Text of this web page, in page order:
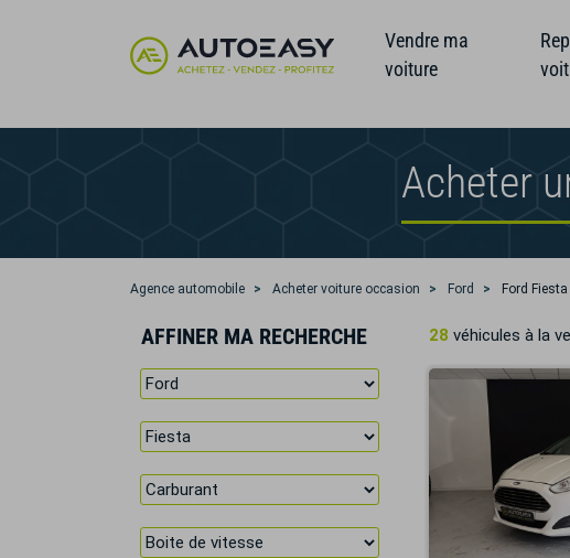
Vendre ma
voiture
Acheter
Agence automobile Acheter voiture occasion Ford Ford Fiesta
AFFINER MA RECHERCHE 28 véhicules à la